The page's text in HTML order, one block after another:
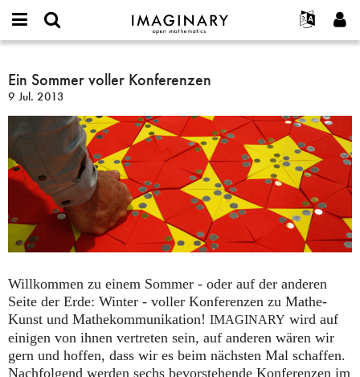
IMAGINARY
open
Français
한국어
Español
Türkçe
Programme
Hands-on
Filme
Texte
Ausstellungen
Mehr...
Projekte
Kontakt
or
username
*
Passwort
Neues Benutzerkonto erstellen
Neues Passwort anfordern
Suche
Ein
Sommer
voller
Konferenzen
Ein Sommer voller Konferenzen
9 Jul. 2013
Willkommen zu einem Sommer - oder auf der anderen
Seite der Erde: Winter - voller Konferenzen zu Mathe-
Kunst und Mathekommunikation! IMAGINARY wird auf
einigen von ihnen vertreten sein, auf anderen wären wir
gern und hoffen, dass wir es beim nächsten Mal schaffen.
Nachfolgend werden sechs bevorstehende Konferenzen im